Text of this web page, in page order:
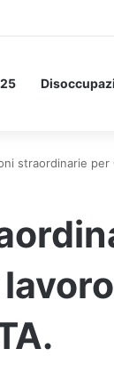
spaziale.
straordinarie